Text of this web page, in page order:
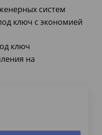
систем
ключ с экономией
ключ
на